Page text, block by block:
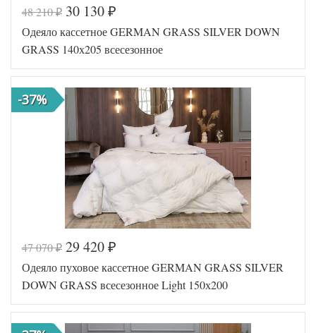
Код товара
Артикул
GG-FDN-0227
Ширина х
Длина
160х220 (1,5-
сп)
Сезонность
Всесезонное
Наполнитель
Гусиный пух
Тик
пуходержащий
Производитель
German Grass
(Австрия)
Код товара
561-365
Артикул
GG-81152
Ширина х
Длина
140х205
(1,5-сп)
Сезонность
Всесезонное
Наполнитель
Гусиный
48 210₽ 30 130 ₽
Одеяло кассетное GERMAN GRASS SILVER DOWN
GRASS 140х205 всесезонное
-37%
47 070₽ 29 420 ₽
Одеяло пуховое кассетное GERMAN GRASS SILVER
DOWN GRASS всесезонное Light 150х200